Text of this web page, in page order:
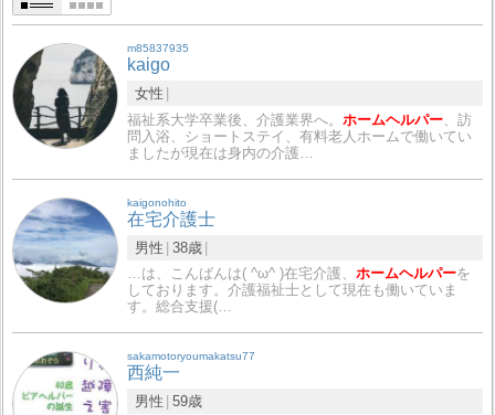
m85837935
kaigo
女性
福祉系大学卒業後、介護業界へ。ホームヘルパー 、訪
問入浴、ショートステイ、有料老人ホームで働いてい
ましたが現在は身内の介護…
kaigonohito
在宅介護士
男性 38歳
…は、こんばんは( ^ω^ )在宅介護、ホームヘルパーを
しております。介護福祉士として現在も働いていま
す。総合支援(…
sakamotoryoumakatsu77
西純一
男性 59歳